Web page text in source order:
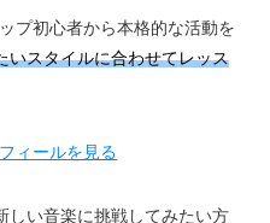
プ初心者から本格的な活動を
いスタイルに合わせてレッス
ィールを見る
しい音楽に挑戦してみたい方